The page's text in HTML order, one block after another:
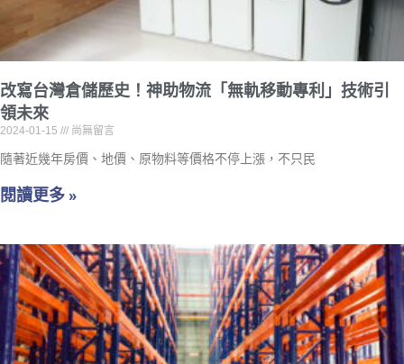
改寫台灣倉儲歷史！神助物流「無軌移動專利」技術引
領未來
2024-01-15 尚無留言
隨著近幾年房價、地價、原物料等價格不停上漲，不只民
閱讀更多 »